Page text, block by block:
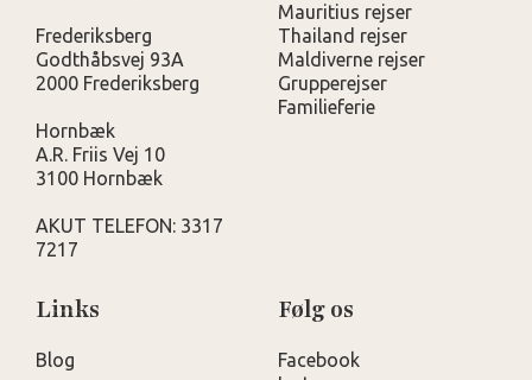
Frederiksberg
Godthåbsvej 93A
2000 Frederiksberg
Hornbæk
A.R. Friis Vej 10
3100 Hornbæk
AKUT TELEFON: 3317
7217
Mauritius rejser
Thailand rejser
Maldiverne rejser
Grupperejser
Familieferie
Links
Blog
Følg os
Facebook